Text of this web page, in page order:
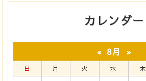
カレンダー
« 8月 »
日 月 火 水 木